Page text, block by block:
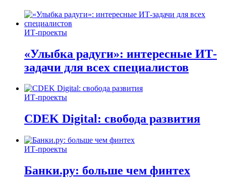
ИТ-проекты
«Улыбка радуги»: интересные ИТ-
задачи для всех специалистов
ИТ-проекты
CDEK Digital: свобода развития
ИТ-проекты
Банки.ру: больше чем финтех